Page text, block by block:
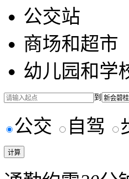
公交站
商场和超市
幼儿园和学
到
公交 自驾